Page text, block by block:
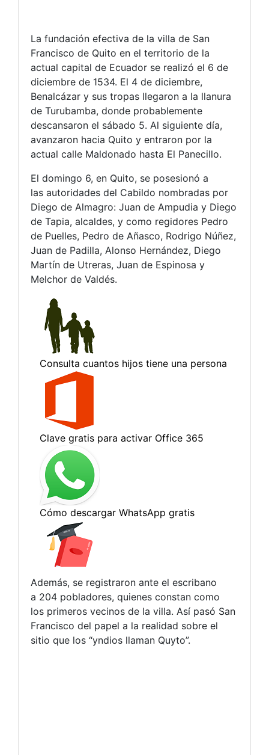
La fundación efectiva de la villa de San
Francisco de Quito en el territorio de la
actual capital de Ecuador se realizó el 6 de
diciembre de 1534. El 4 de diciembre,
Benalcázar y sus tropas llegaron a la llanura
de Turubamba, donde probablemente
descansaron el sábado 5. Al siguiente día,
avanzaron hacia Quito y entraron por la
actual calle Maldonado hasta El Panecillo.
El domingo 6, en Quito, se posesionó a
las autoridades del Cabildo nombradas por
Diego de Almagro: Juan de Ampudia y Diego
de Tapia, alcaldes, y como regidores Pedro
de Puelles, Pedro de Añasco, Rodrigo Núñez,
Juan de Padilla, Alonso Hernández, Diego
Martín de Utreras, Juan de Espinosa y
Melchor de Valdés.
Además, se registraron ante el escribano
a 204 pobladores, quienes constan como
los primeros vecinos de la villa. Así pasó San
Francisco del papel a la realidad sobre el
sitio que los “yndios llaman Quyto”.